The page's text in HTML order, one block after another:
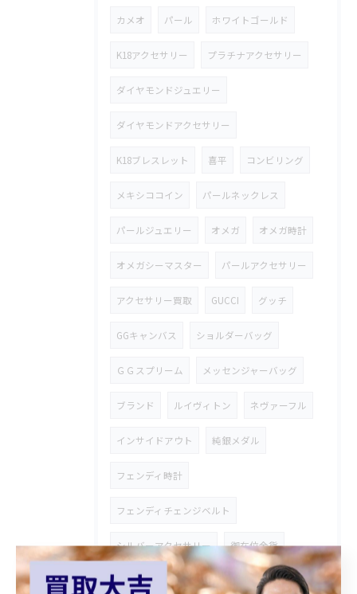
カメオ パール ホワイトゴールド
K18アクセサリー プラチナアクセサリー
ダイヤモンドジュエリー
ダイヤモンドアクセサリー
K18ブレスレット 喜平 コンビリング
メキシココイン パールネックレス
パールジュエリー オメガ オメガ時計
オメガシーマスター パールアクセサリー
アクセサリー買取 GUCCI グッチ
GGキャンバス ショルダーバッグ
ＧＧスプリーム メッセンジャーバッグ
ブランド ルイヴィトン ネヴァーフル
インサイドアウト 純銀メダル
フェンディ時計
フェンディチェンジベルト
シルバーアクセサリー 御在位金貨
オーストリア金貨 コロナ金貨